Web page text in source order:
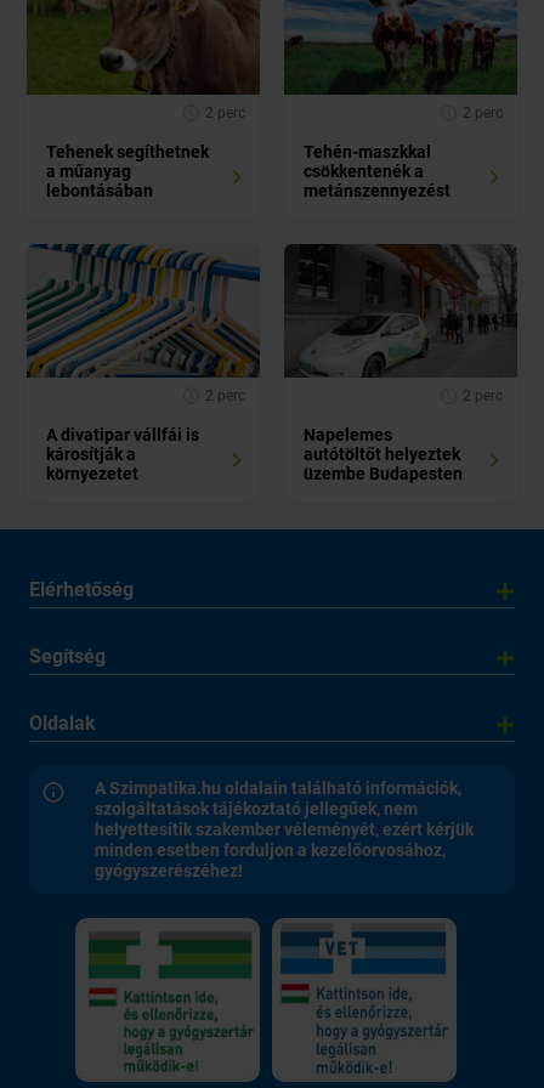
2 perc
Tehenek segíthetnek
a műanyag
lebontásában
2 perc
Tehén-maszkkal
csökkentenék a
metánszennyezést
2 perc
A divatipar vállfái is
károsítják a
környezetet
2 perc
Napelemes
autótöltőt helyeztek
üzembe Budapesten
Elérhetőség
Segítség
Oldalak
A Szimpatika.hu oldalain található információk,
szolgáltatások tájékoztató jellegűek, nem
helyettesítik szakember véleményét, ezért kérjük
minden esetben forduljon a kezelőorvosához,
gyógyszerészéhez!